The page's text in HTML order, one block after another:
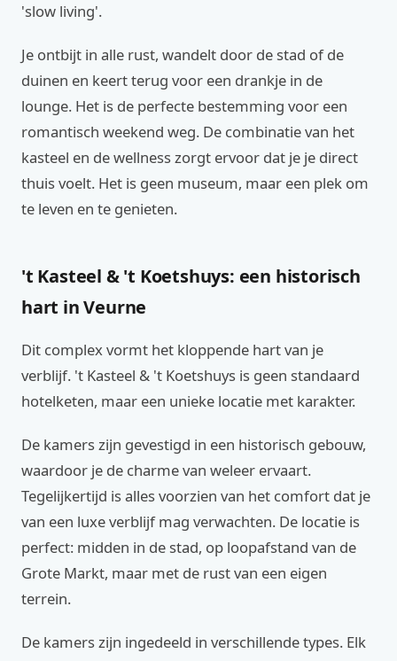
'slow living'.
Je ontbijt in alle rust, wandelt door de stad of de
duinen en keert terug voor een drankje in de
lounge. Het is de perfecte bestemming voor een
romantisch weekend weg. De combinatie van het
kasteel en de wellness zorgt ervoor dat je je direct
thuis voelt. Het is geen museum, maar een plek om
te leven en te genieten.
't Kasteel & 't Koetshuys: een historisch
hart in Veurne
Dit complex vormt het kloppende hart van je
verblijf. 't Kasteel & 't Koetshuys is geen standaard
hotelketen, maar een unieke locatie met karakter.
De kamers zijn gevestigd in een historisch gebouw,
waardoor je de charme van weleer ervaart.
Tegelijkertijd is alles voorzien van het comfort dat je
van een luxe verblijf mag verwachten. De locatie is
perfect: midden in de stad, op loopafstand van de
Grote Markt, maar met de rust van een eigen
terrein.
De kamers zijn ingedeeld in verschillende types. Elk